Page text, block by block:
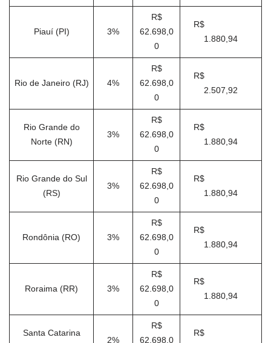
Piauí (PI) 3%
R$
62.698,0
0
R$
1.880,94
Rio de Janeiro (RJ) 4%
R$
62.698,0
0
R$
2.507,92
Rio Grande do
Norte (RN)
3%
R$
62.698,0
0
R$
1.880,94
Rio Grande do Sul
(RS)
3%
R$
62.698,0
0
R$
1.880,94
Rondônia (RO) 3%
R$
62.698,0
0
R$
1.880,94
Roraima (RR) 3%
R$
62.698,0
0
R$
1.880,94
Santa Catarina
2%
R$
62.698,0
R$